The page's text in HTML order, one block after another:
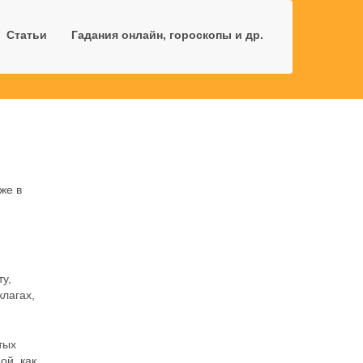
Статьи Гадания онлайн, гороскопы и др.
в